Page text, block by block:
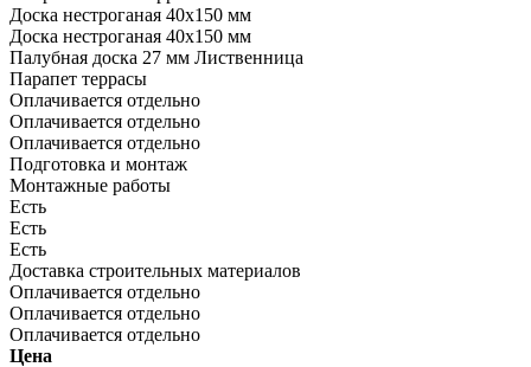
Доска нестроганая 40x150 мм
Доска нестроганая 40x150 мм
Палубная доска 27 мм Лиственница
Парапет террасы
Оплачивается отдельно
Оплачивается отдельно
Оплачивается отдельно
Подготовка и монтаж
Монтажные работы
Есть
Есть
Есть
Доставка строительных материалов
Оплачивается отдельно
Оплачивается отдельно
Оплачивается отдельно
Цена